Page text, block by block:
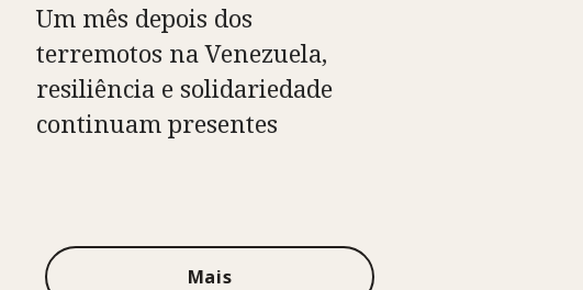
Um mês depois dos
terremotos na Venezuela,
resiliência e solidariedade
continuam presentes
Mais